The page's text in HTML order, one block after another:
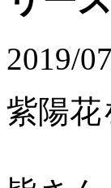
2019/
紫陽